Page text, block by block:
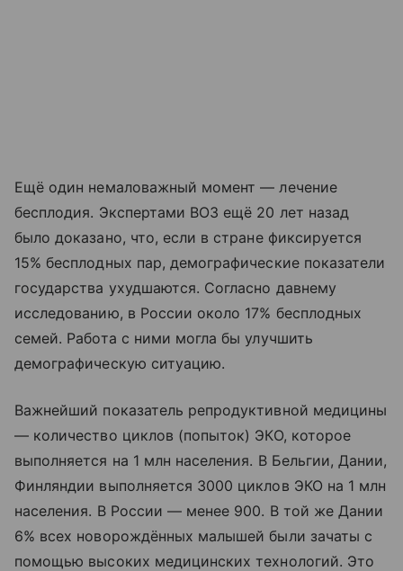
Ещё один немаловажный момент — лечение
бесплодия. Экспертами ВОЗ ещё 20 лет назад
было доказано, что, если в стране фиксируется
15% бесплодных пар, демографические показатели
государства ухудшаются. Согласно давнему
исследованию, в России около 17% бесплодных
семей. Работа с ними могла бы улучшить
демографическую ситуацию.
Важнейший показатель репродуктивной медицины
— количество циклов (попыток) ЭКО, которое
выполняется на 1 млн населения. В Бельгии, Дании,
Финляндии выполняется 3000 циклов ЭКО на 1 млн
населения. В России — менее 900. В той же Дании
6% всех новорождённых малышей были зачаты с
помощью высоких медицинских технологий. Это